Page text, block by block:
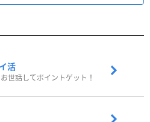
活
世話してポイントゲット！